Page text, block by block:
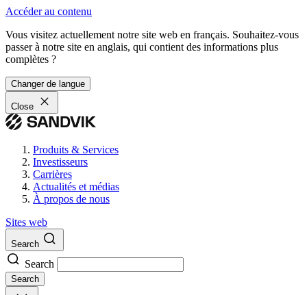
Accéder au contenu
Vous visitez actuellement notre site web en français. Souhaitez-vous
passer à notre site en anglais, qui contient des informations plus
complètes ?
Changer de langue
Close
Produits & Services
Investisseurs
Carrières
Actualités et médias
À propos de nous
Sites web
Search
Search
Search